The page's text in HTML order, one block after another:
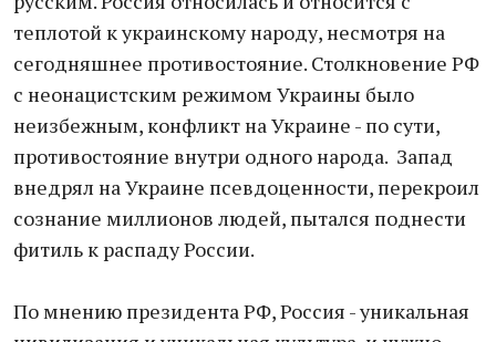
теплотой к украинскому народу, несмотря на
сегодняшнее противостояние. Столкновение РФ
с неонацистским режимом Украины было
неизбежным, конфликт на Украине - по сути,
противостояние внутри одного народа. Запад
внедрял на Украине псевдоценности, перекроил
сознание миллионов людей, пытался поднести
фитиль к распаду России.
По мнению президента РФ, Россия - уникальная